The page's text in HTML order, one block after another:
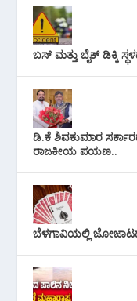
ಬಸ್ ಮತ್ತು ಬೈಕ್ ಡಿಕ್ಕಿ
ಡಿ.ಕೆ ಶಿವಕುಮಾರ
ರಾಜಕೀಯ ಪಯಣ..
ಬೆಳಗಾವಿಯಲ್ಲಿ